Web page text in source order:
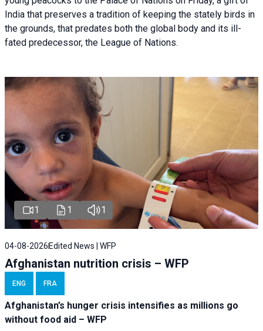
India that preserves a tradition of keeping the stately birds in
the grounds, that predates both the global body and its ill-
fated predecessor, the League of Nations.
1 1 1
04-08-2026 Edited News | WFP
Afghanistan nutrition crisis – WFP
ENG FRA
Afghanistan’s hunger crisis intensifies as millions go
without food aid – WFP